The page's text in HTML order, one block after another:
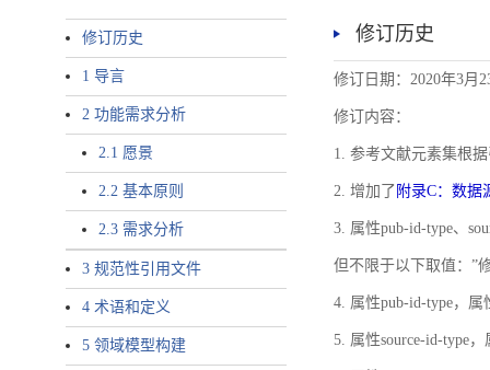
修订历史
1 导言
2 功能需求分析
2.1 愿景
2.2 基本原则
2.3 需求分析
3 规范性引用文件
4 术语和定义
5 领域模型构建
修订历史
修订日期：2020年3月
修订内容：
1. 参考文献元素集根
2. 增加了 附录C：数据
3. 属性pub-id-type、
但不限于以下取值：”
4. 属性pub-id-type，属
5. 属性source-id-type